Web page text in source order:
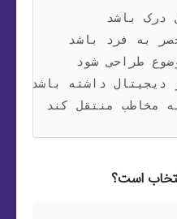
مخاطب منتقل کند
است؟